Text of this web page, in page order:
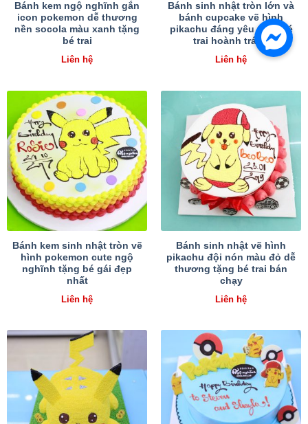
Bánh kem ngộ nghĩnh gắn
icon pokemon dễ thương
nền socola màu xanh tặng
bé trai
Liên hệ
Bánh sinh nhật tròn lớn và
bánh cupcake vẽ hình
pikachu đáng yêu tặng bé
trai hoành tráng
Liên hệ
Bánh kem sinh nhật tròn vẽ
hình pokemon cute ngộ
nghĩnh tặng bé gái đẹp
nhất
Liên hệ
Bánh sinh nhật vẽ hình
pikachu đội nón màu đỏ dễ
thương tặng bé trai bán
chạy
Liên hệ